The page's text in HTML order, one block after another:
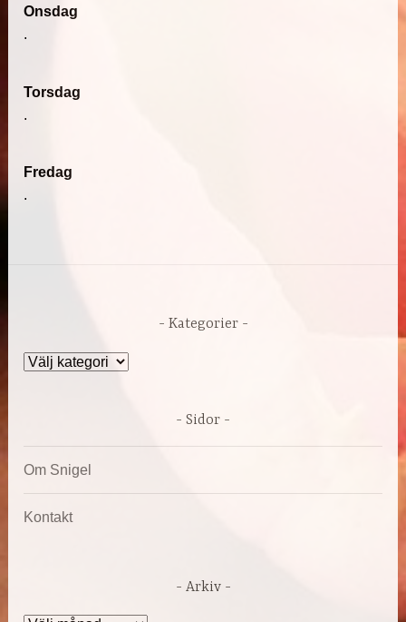
Onsdag
.
Torsdag
.
Fredag
.
Kategorier
Kategorier
Sidor
Om Snigel
Kontakt
Arkiv